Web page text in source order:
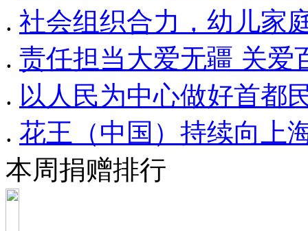
. 社会组织合力，幼儿
. 责任担当大爱无疆 关爱
. 以人民为中心做好首都
. 花王（中国）持续向上
本周捐赠排行